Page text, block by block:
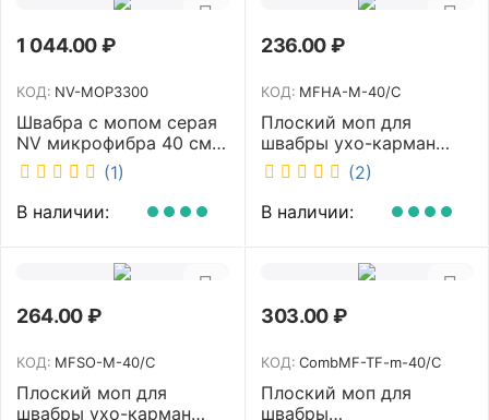
1 044.00₽
КОД: NV-MOP3300
Швабра с мопом серая
NV микрофибра 40 см
NV-MOP3300
(1)
В наличии:
236.00₽
КОД: MFHA-M-40/C
Плоский моп для
швабры ухо-карман
белый 40 см NV MFHA-
M-40/C
(2)
В наличии:
264.00₽
КОД: MFSO-M-40/C
Плоский моп для
швабры ухо-карман
303.00₽
КОД: CombMF-TF-m-40/C
Плоский моп для
швабры